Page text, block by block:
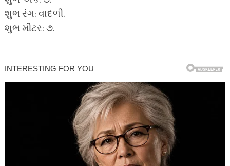
શુભ રંગ: વાદળી.
શુભ મીટર: ૭.